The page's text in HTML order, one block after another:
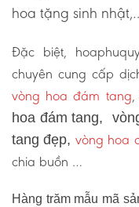
hoa tặng sinh
Đặc biệt,
chuyên cung cấp
vòng hoa đám tang,
hoa đám tang,
tang đẹp, vòng hoa
chia buồn …
Hàng trăm mẫu mã